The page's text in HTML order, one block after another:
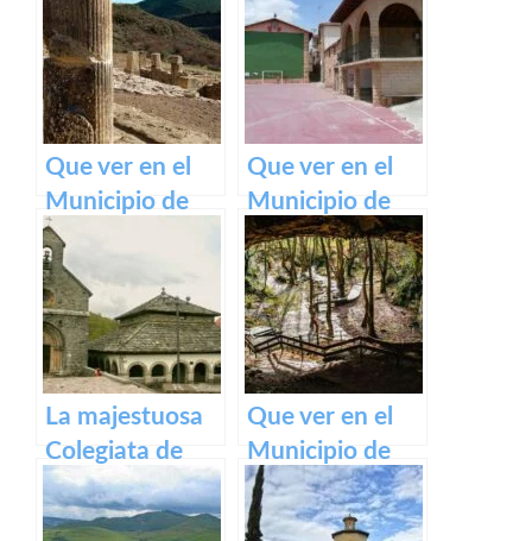
belleza de este
pueblo.
Que ver en el
Municipio de
Eslava
(Navarra) en
Navarra
Que ver en el
Municipio de
Armañanzas en
Navarra
La majestuosa
Colegiata de
Roncesvalles:
un tesoro
Que ver en el
Municipio de
Zugarramurdi
en Navarra